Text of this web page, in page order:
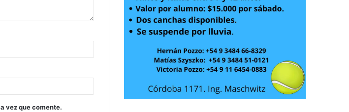
vez que comente.